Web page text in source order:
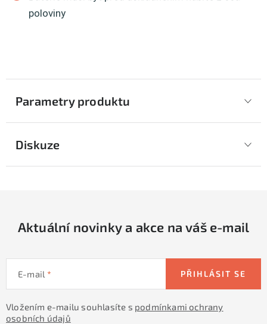
poloviny
Parametry produktu
Diskuze
Aktuální novinky a akce na váš e-mail
E-mail
Vložením e-mailu souhlasíte s podmínkami ochrany
osobních údajů
PŘIHLÁSIT SE